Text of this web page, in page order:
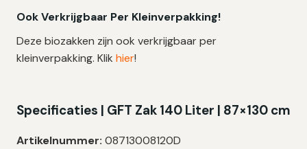
Ook Verkrijgbaar Per Kleinverpakking!
Deze biozakken zijn ook verkrijgbaar per
kleinverpakking. Klik hier!
Specificaties | GFT Zak 140 Liter | 87×130 cm
Artikelnummer: 08713008120D